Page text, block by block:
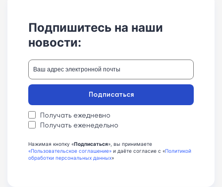
Подпишитесь на наши
новости:
Получать ежедневно
Получать еженедельно
Подписаться
Нажимая кнопку «Подписаться», вы принимаете
«Пользовательское соглашение» и даёте согласие с «Политикой
обработки персональных данных»